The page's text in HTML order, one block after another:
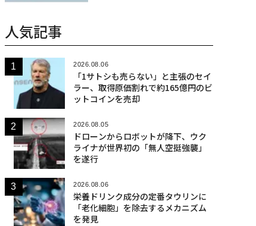
人気記事
2026.08.06
「1サトシも売らない」と主張のセイ
ラー、取得原価割れで約165億円のビ
ットコインを売却
2026.08.05
ドローンからロボットが降下、ウク
ライナが世界初の「無人空挺強襲」
を遂行
2026.08.06
栄養ドリンク成分の定番タウリンに
「老化細胞」を除去するメカニズム
を発見